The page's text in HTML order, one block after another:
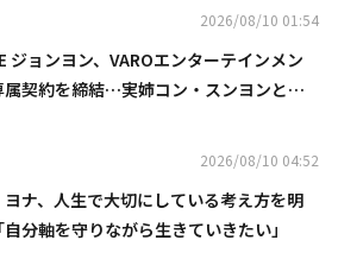
2026/08/10 01:54
ジョンヨン、VAROエンターテインメン
属契約を締結…実姉コン・スンヨンと同
2026/08/10 04:52
ヨナ、人生で大切にしている考え方を明
分軸を守りながら生きていきたい」